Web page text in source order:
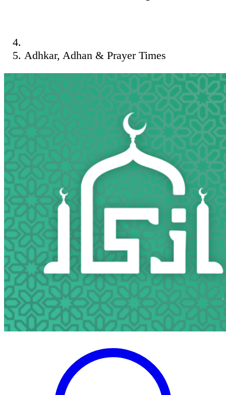
Adhkar, Adhan & Prayer Times